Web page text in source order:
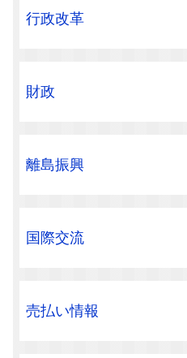
行政改革
財政
離島振興
国際交流
売払い情報